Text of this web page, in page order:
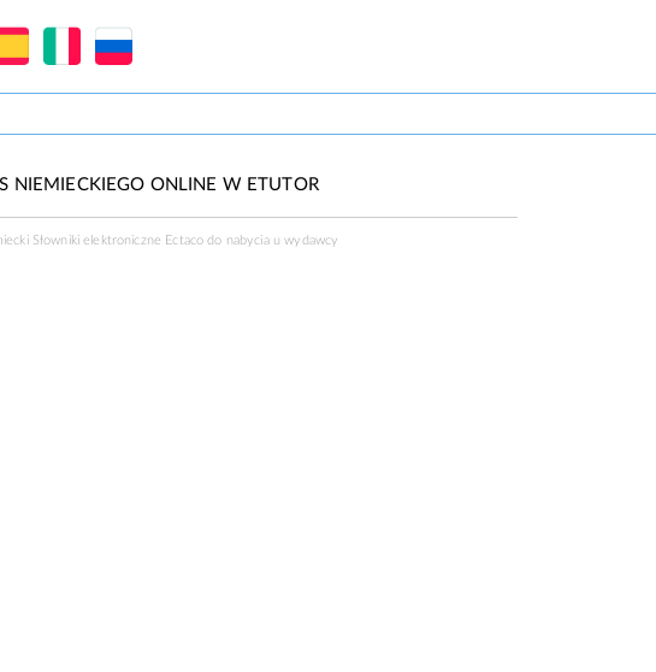
NIEMIECKIEGO ONLINE W ETUTOR
Słowniki elektroniczne Ectaco do nabycia uwydawcy